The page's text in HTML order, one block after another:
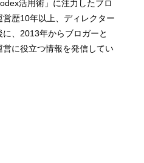
活用術」に注力したブロ
歴10年以上、ディレクター
、2013年からブロガーと
に役立つ情報を発信してい